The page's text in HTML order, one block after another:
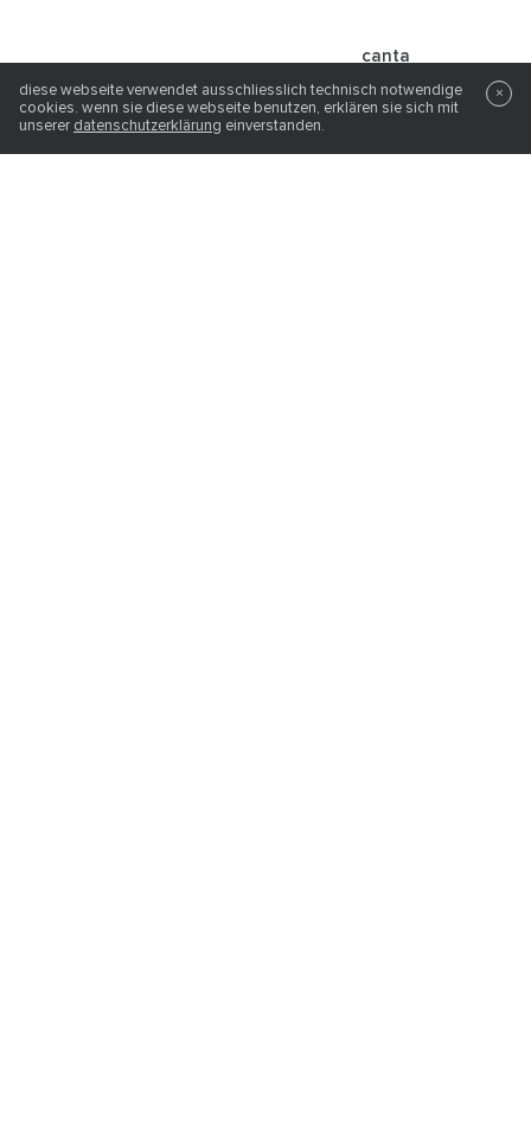
canta
drehsessel
ab2’208.00CHF
diese webseite verwendet ausschliesslich technisch notwendige
cookies. wenn sie diese webseite benutzen, erklären sie sich mit
unserer datenschutzerklärung einverstanden.
×